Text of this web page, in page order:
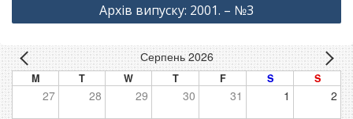
Архів випуску: 2001. – №3
Серпень 2026
M T W T F S S
27 28 29 30 31 1 2